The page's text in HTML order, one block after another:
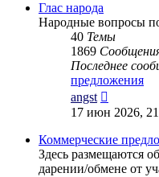
Глас народа
Народные вопросы
40 Темы
1869
Последнее
предложения
angst
к
17 июн 2026,
Коммерческие
Здесь размещаются
дарении/обмене от